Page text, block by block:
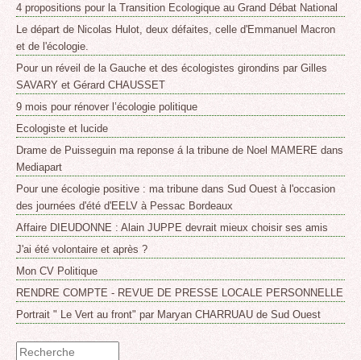
4 propositions pour la Transition Ecologique au Grand Débat National
Le départ de Nicolas Hulot, deux défaites, celle d'Emmanuel Macron
et de l'écologie.
Pour un réveil de la Gauche et des écologistes girondins par Gilles
SAVARY et Gérard CHAUSSET
9 mois pour rénover l’écologie politique
Ecologiste et lucide
Drame de Puisseguin ma reponse á la tribune de Noel MAMERE dans
Mediapart
Pour une écologie positive : ma tribune dans Sud Ouest à l'occasion
des journées d'été d'EELV à Pessac Bordeaux
Affaire DIEUDONNE : Alain JUPPE devrait mieux choisir ses amis
J'ai été volontaire et après ?
Mon CV Politique
RENDRE COMPTE - REVUE DE PRESSE LOCALE PERSONNELLE
Portrait " Le Vert au front" par Maryan CHARRUAU de Sud Ouest